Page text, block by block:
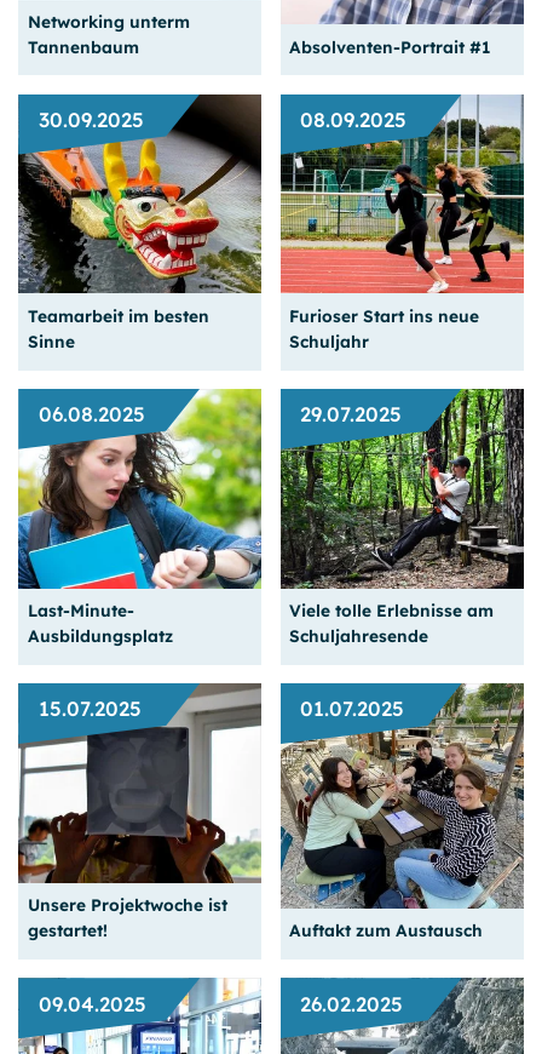
Weiterlesen
Weiterlesen
Networking unterm
Tannenbaum
Bei winterlich kalten
Temparaturen sind einige
Absolventen unserer
Einladung zu einem Meet-
and-Greet auf dem
Weihnachtsmarkt gefolgt.
Weiterlesen
Absolventen-Portrait #1
Ohne Scheuklappen bei
der Job­suche hat er in
einem Start-Up Fuß
gefasst.
Weiterlesen
30.09.2025
Teamarbeit im besten
Sinne
Unser Teamtag 2025 im
Drachenboot
Weiterlesen
08.09.2025
Furioser Start ins neue
Schuljahr
Tolle Events erwarten
unsere neuen Schülerinnen
und Schüler.
Weiterlesen
06.08.2025
Last-Minute-
Ausbildungsplatz
Beratung findet auch in
den Ferien statt.
Weiterlesen
29.07.2025
Viele tolle Erlebnisse am
Schuljahresende
Action und Feierliches vor
den großen Ferien
Weiterlesen
15.07.2025
Unsere Projektwoche ist
gestartet!
01.07.2025
Auftakt zum Austausch
09.04.2025 26.02.2025